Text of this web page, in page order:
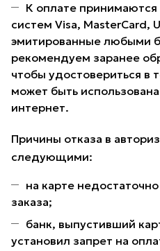
К оплате
систем Visa, MasterCard,
эмитированные любыми
рекомендуем заранее
чтобы удостовериться в
может быть
интернет.
Причины отказа в
следующими:
на карте
заказа;
банк, выпустивший
установил запрет на